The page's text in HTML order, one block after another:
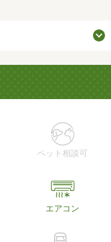
ペット相談可
エアコン